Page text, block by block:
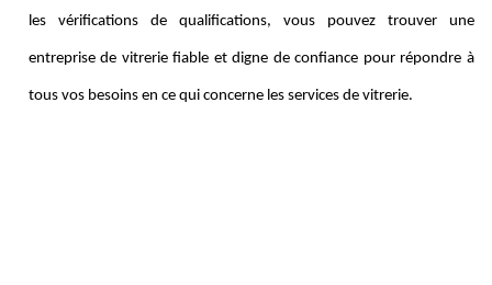
les vérifications de qualifications, vous pouvez trouver une
entreprise de vitrerie fiable et digne de confiance pour répondre à
tous vos besoins en ce qui concerne les services de vitrerie.